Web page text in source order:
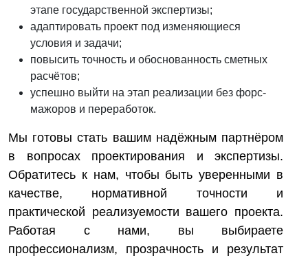
этапе государственной экспертизы;
адаптировать проект под изменяющиеся
условия и задачи;
повысить точность и обоснованность сметных
расчётов;
успешно выйти на этап реализации без форс-
мажоров и переработок.
Мы готовы стать вашим надёжным партнёром
в вопросах проектирования и экспертизы.
Обратитесь к нам, чтобы быть уверенными в
качестве, нормативной точности и
практической реализуемости вашего проекта.
Работая с нами, вы выбираете
профессионализм, прозрачность и результат